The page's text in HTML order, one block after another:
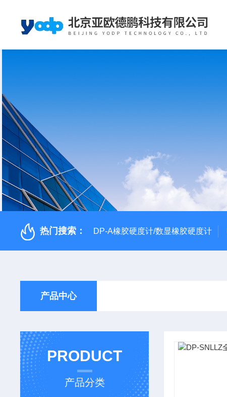
热门搜索： DP-A橡胶硬度计/数显橡胶硬度计
产品中心
PRODUCT
产品分类